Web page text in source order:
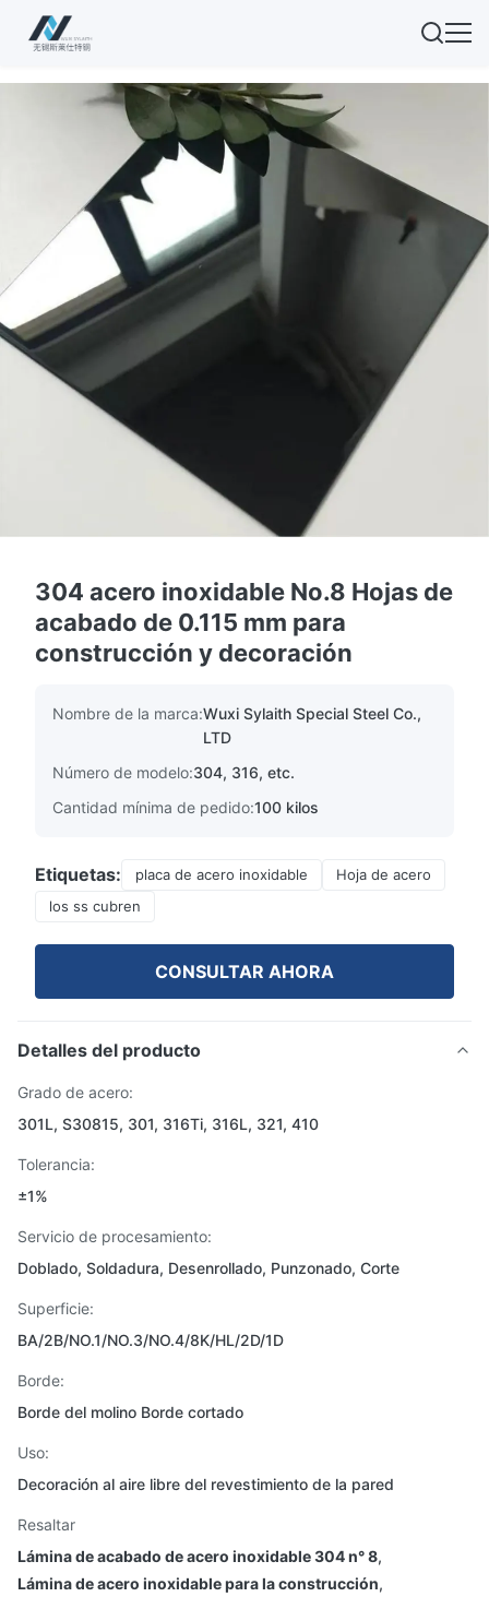
304 acero inoxidable No.8 Hojas de
acabado de 0.115 mm para
construcción y decoración
Nombre de la marca:Wuxi Sylaith Special Steel Co.,
LTD
Número de modelo:304, 316, etc.
Cantidad mínima de pedido:100 kilos
Etiquetas: placa de acero inoxidable
Hoja de acero
los ss cubren
CONSULTAR AHORA
Detalles del producto
Grado de acero:
301L, S30815, 301, 316Ti, 316L, 321, 410
Tolerancia:
±1%
Servicio de procesamiento:
Doblado, Soldadura, Desenrollado, Punzonado, Corte
Superficie:
BA/2B/NO.1/NO.3/NO.4/8K/HL/2D/1D
Borde:
Borde del molino Borde cortado
Uso:
Decoración al aire libre del revestimiento de la pared
Resaltar
Lámina de acabado de acero inoxidable 304 n° 8,
Lámina de acero inoxidable para la construcción,